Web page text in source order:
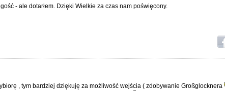
- ale dotarłem. Dzięki Wielkie za czas nam poświęcony.
, tym bardziej dziękuję za możliwość wejścia ( zdobywanie Großglocknera